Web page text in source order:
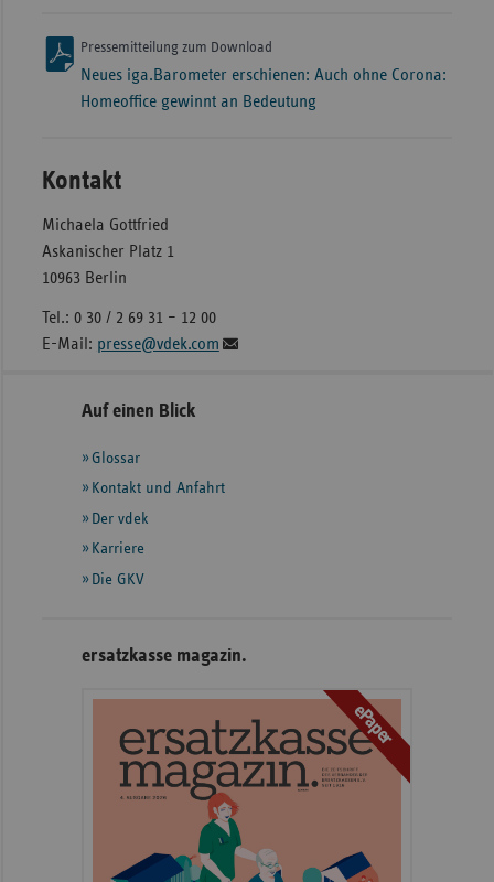
Pressemitteilung zum Download
Neues iga.Barometer erschienen: Auch ohne Corona:
Homeoffice gewinnt an Bedeutung
Kontakt
Michaela Gottfried
Askanischer Platz 1
10963 Berlin
Tel.: 0 30 / 2 69 31 – 12 00
E-Mail: presse@vdek.com
Seitennavigation
Seitenleiste
weiteren
Informationen
Auf einen Blick
Glossar
Kontakt und Anfahrt
Der vdek
Karriere
Die GKV
ersatzkasse magazin.
ePaper